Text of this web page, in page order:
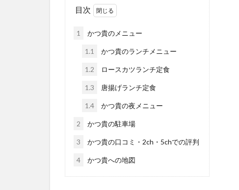
目次
1 かつ貴のメニュー
1.1 かつ貴のランチメニュー
1.2 ロースカツランチ定食
1.3 唐揚げランチ定食
1.4 かつ貴の夜メニュー
2 かつ貴の駐車場
3 かつ貴の口コミ・2ch・5chでの評判
4 かつ貴への地図